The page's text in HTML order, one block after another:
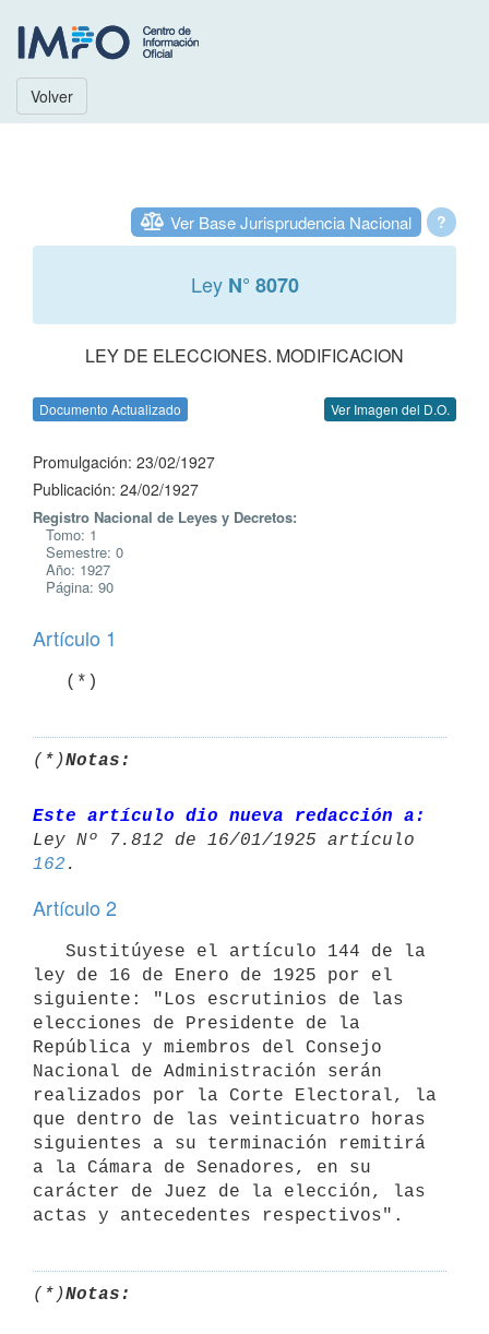
Volver
?
Ver Base Jurisprudencia Nacional
Ley N° 8070
LEY DE ELECCIONES. MODIFICACION
Documento Actualizado Ver Imagen del D.O.
Promulgación: 23/02/1927
Publicación: 24/02/1927
Registro Nacional de Leyes y Decretos:
Tomo: 1
Semestre: 0
Año: 1927
Página: 90
Artículo 1
   (*)
(*)Notas:
Este artículo dio nueva redacción a:
Ley Nº 7.812 de 16/01/1925 artículo
162
Artículo 2
ley de 16 de Enero de 1925 por el
siguiente: "Los escrutinios de las
elecciones de Presidente de la
República y miembros del Consejo
Nacional de Administración serán
realizados por la Corte Electoral, la
que dentro de las veinticuatro horas
siguientes a su terminación remitirá
a la Cámara de Senadores, en su
carácter de Juez de la elección, las
(*)Notas: